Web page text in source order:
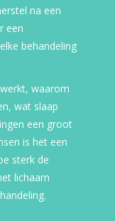
na een
een
behandeling
waarom
wat slaap
een groot
is het een
sterk de
lichaam